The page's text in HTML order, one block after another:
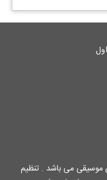
می باشد . تنظیم